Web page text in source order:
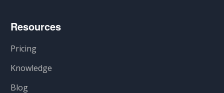
Resources
Pricing
Knowledge
Blog